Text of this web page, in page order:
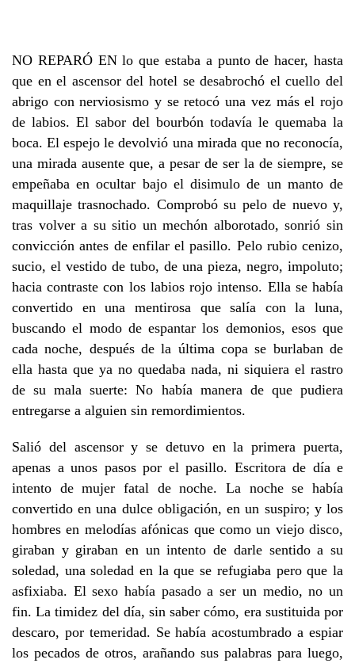
NO REPARÓ EN lo que estaba a punto de hacer, hasta
que en el ascensor del hotel se desabrochó el cuello del
abrigo con nerviosismo y se retocó una vez más el rojo
de labios. El sabor del bourbón todavía le quemaba la
boca. El espejo le devolvió una mirada que no reconocía,
una mirada ausente que, a pesar de ser la de siempre, se
empeñaba en ocultar bajo el disimulo de un manto de
maquillaje trasnochado. Comprobó su pelo de nuevo y,
tras volver a su sitio un mechón alborotado, sonrió sin
convicción antes de enfilar el pasillo. Pelo rubio cenizo,
sucio, el vestido de tubo, de una pieza, negro, impoluto;
hacia contraste con los labios rojo intenso. Ella se había
convertido en una mentirosa que salía con la luna,
buscando el modo de espantar los demonios, esos que
cada noche, después de la última copa se burlaban de
ella hasta que ya no quedaba nada, ni siquiera el rastro
de su mala suerte: No había manera de que pudiera
entregarse a alguien sin remordimientos.
Salió del ascensor y se detuvo en la primera puerta,
apenas a unos pasos por el pasillo. Escritora de día e
intento de mujer fatal de noche. La noche se había
convertido en una dulce obligación, en un suspiro; y los
hombres en melodías afónicas que como un viejo disco,
giraban y giraban en un intento de darle sentido a su
soledad, una soledad en la que se refugiaba pero que la
asfixiaba. El sexo había pasado a ser un medio, no un
fin. La timidez del día, sin saber cómo, era sustituida por
descaro, por temeridad. Se había acostumbrado a espiar
los pecados de otros, arañando sus palabras para luego,